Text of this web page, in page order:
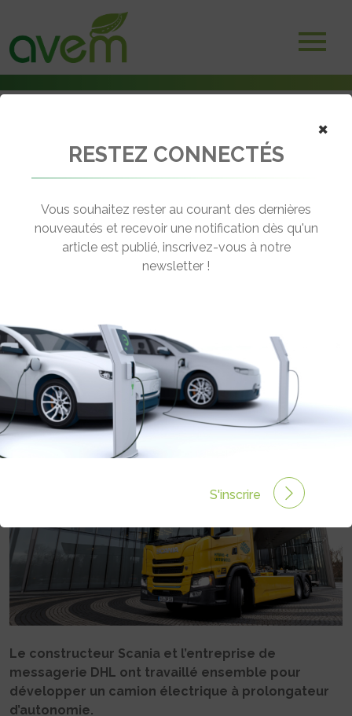
Un camion électrique Scania à prolongateur d’autonomie pour DHL
← Revenir aux actualités
PROLONGATEUR D’AUTONOMIE
POUR DHL
Rédigé par Philippe Schwoerer le 07 Mar 2025 à 06:00
0 commentaires
Le constructeur Scania et l’entreprise de
messagerie DHL ont travaillé ensemble pour
développer un camion électrique à prolongateur
d’autonomie.
×
RESTEZ CONNECTÉS
Vous souhaitez rester au courant des dernières
nouveautés et recevoir une notification dès qu'un
article est publié, inscrivez-vous à notre
newsletter !
S'inscrire